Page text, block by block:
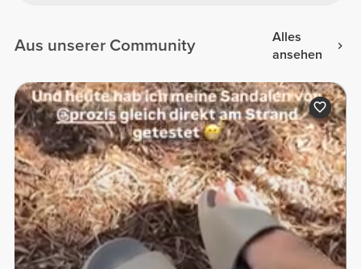
Aus unserer Community
Alles
ansehen